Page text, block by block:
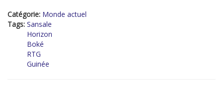
Catégorie: Monde actuel
Tags: Sansale
Horizon
Boké
RTG
Guinée